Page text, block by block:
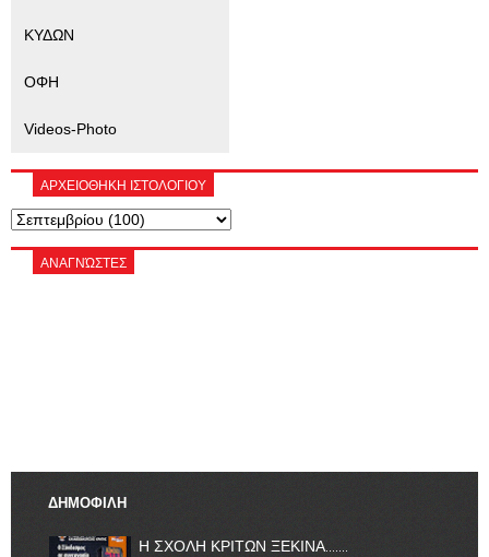
ΚΥΔΩΝ
ΟΦΗ
Videos-Photo
ΑΡΧΕΙΟΘΗΚΗ ΙΣΤΟΛΟΓΙΟΥ
ΑΝΑΓΝΏΣΤΕΣ
ΔΗΜΟΦΙΛΗ
Η ΣΧΟΛΗ ΚΡΙΤΩΝ ΞΕΚΙΝΑ.......